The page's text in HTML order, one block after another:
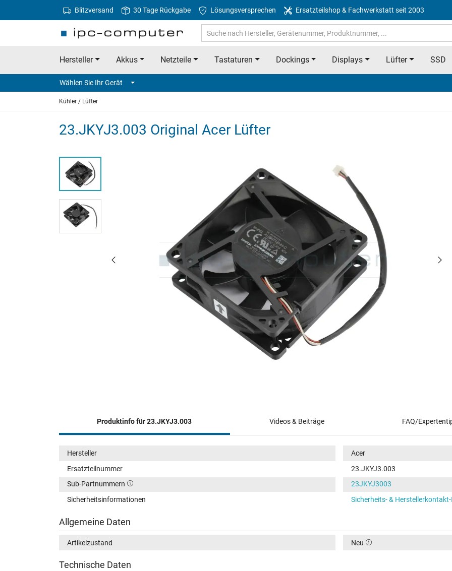
Blitzversand 30 Tage Rückgabe Lösungsversprechen Ersatzteilshop & Fachwerkstatt seit 2003
Hersteller Akkus Netzteile Tastaturen Dockings Displays Lüfter SSD
Wählen Sie Ihr Gerät
Kühler / Lüfter
23.JKYJ3.003 Original Acer Lüfter
Produktinfo für 23.JKYJ3.003 Videos & Beiträge FAQ/
Hersteller
Acer
Ersatzteilnummer
23.JKYJ3.003
Sub-Partnummern
23JKYJ3003
Sicherheitsinformationen
Sicherheits- &
Allgemeine Daten
Artikelzustand Neu
Technische Daten